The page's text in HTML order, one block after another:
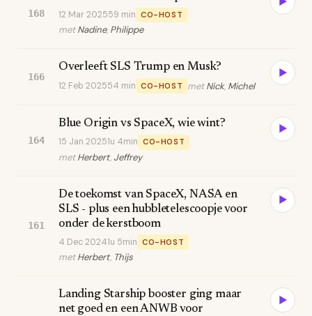
168
12 Mar 202559 min CO-HOST
metNadine, Philippe
166
Overleeft SLS Trump en Musk?
12 Feb 202554 min CO-HOST metNick, Michel
▶
164
Blue Origin vs SpaceX, wie wint?
15 Jan 20251u 4min CO-HOST
metHerbert, Jeffrey
▶
161
De toekomst van SpaceX, NASA en
SLS - plus een hubbletelescoopje voor
onder de kerstboom
4 Dec 20241u 5min CO-HOST
metHerbert, Thijs
▶
Landing Starship booster ging maar
net goed en een ANWB voor
▶